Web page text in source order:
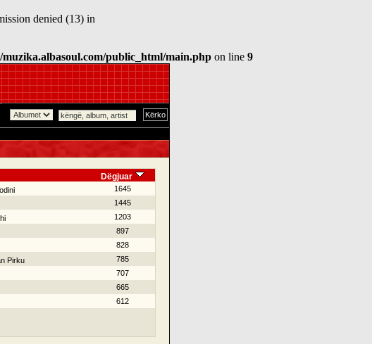
denied (13) in
muzika.albasoul.com/public_html/main.php on line 9
Dëgjuar
1645
1445
1203
897
828
Pirku
785
707
665
612